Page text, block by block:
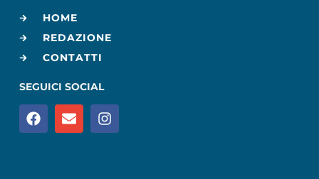
HOME
REDAZIONE
CONTATTI
SEGUICI SOCIAL